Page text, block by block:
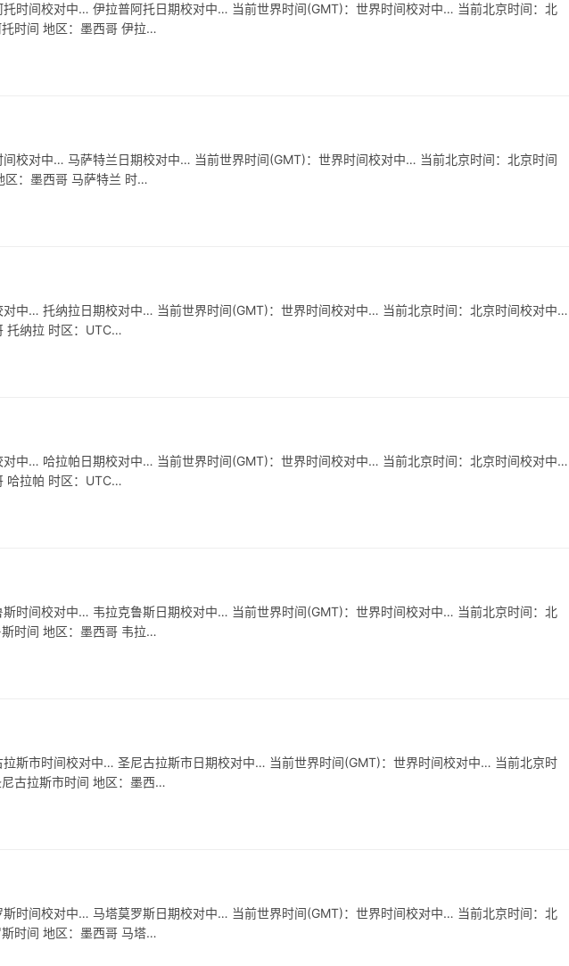
时间校对中… 伊拉普阿托日期校对中… 当前世界时间(GMT)：世界时间校对中… 当前北京时间：北
时间 地区：墨西哥 伊拉…
校对中… 马萨特兰日期校对中… 当前世界时间(GMT)：世界时间校对中… 当前北京时间：北京时间
：墨西哥 马萨特兰 时…
对中… 托纳拉日期校对中… 当前世界时间(GMT)：世界时间校对中… 当前北京时间：北京时间校对中…
托纳拉 时区：UTC…
对中… 哈拉帕日期校对中… 当前世界时间(GMT)：世界时间校对中… 当前北京时间：北京时间校对中…
哈拉帕 时区：UTC…
时间校对中… 韦拉克鲁斯日期校对中… 当前世界时间(GMT)：世界时间校对中… 当前北京时间：北
时间 地区：墨西哥 韦拉…
斯市时间校对中… 圣尼古拉斯市日期校对中… 当前世界时间(GMT)：世界时间校对中… 当前北京时
古拉斯市时间 地区：墨西…
时间校对中… 马塔莫罗斯日期校对中… 当前世界时间(GMT)：世界时间校对中… 当前北京时间：北
时间 地区：墨西哥 马塔…